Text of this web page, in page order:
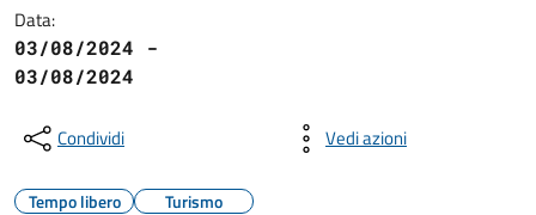
Data:
03/08/2024 -
03/08/2024
Condividi Vedi azioni
Tempo libero Turismo